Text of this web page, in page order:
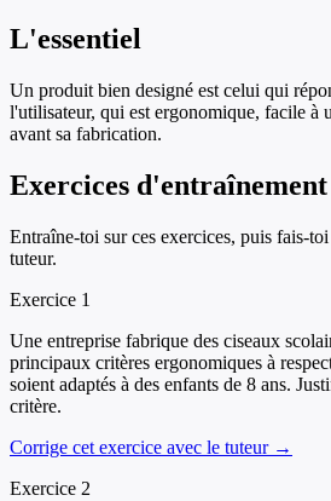
L'essentiel
Un produit bien designé est celui qui
l'utilisateur, qui est ergonomique, facile à
avant sa fabrication.
Exercices d'entraînement
Entraîne-toi sur ces exercices, puis fais-
tuteur.
Exercice 1
Une entreprise fabrique des ciseaux
principaux critères ergonomiques à
soient adaptés à des enfants de 8 ans.
critère.
Corrige cet exercice avec le tuteur →
Exercice 2